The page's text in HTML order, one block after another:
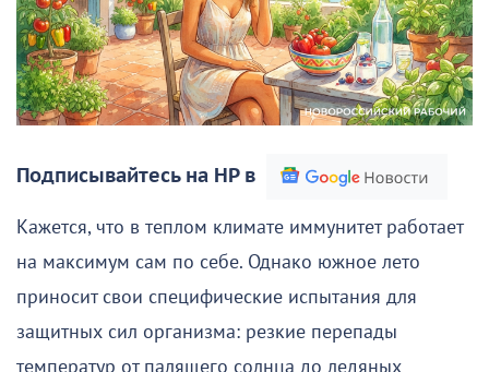
Подписывайтесь на НР в
Кажется, что в теплом климате иммунитет работает
на максимум сам по себе. Однако южное лето
приносит свои специфические испытания для
защитных сил организма: резкие перепады
температур от палящего солнца до ледяных